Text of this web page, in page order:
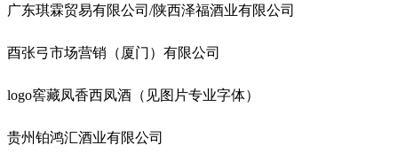
广东琪霖贸易有限公司/陕西泽福酒业有限公司
酉张弓市场营销（厦门）有限公司
logo窖藏凤香西凤酒（见图片专业字体）
贵州铂鸿汇酒业有限公司